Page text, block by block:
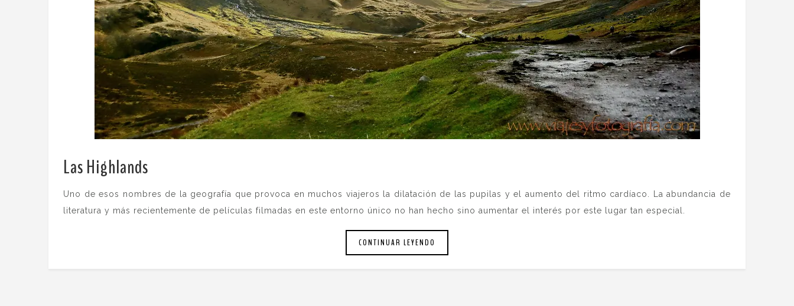
Las Highlands
Uno de esos nombres de la geografía que provoca en muchos viajeros la dilatación de las pupilas y el aumento del ritmo cardíaco. La abundancia de
literatura y más recientemente de películas filmadas en este entorno único no han hecho sino aumentar el interés por este lugar tan especial.
CONTINUAR LEYENDO